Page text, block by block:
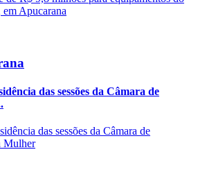
das sessões da Câmara de